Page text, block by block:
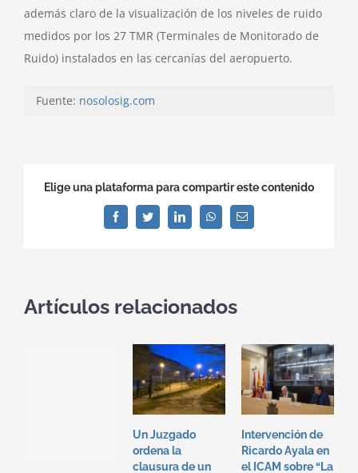
además claro de la visualización de los niveles de ruido
medidos por los 27 TMR (Terminales de Monitorado de
Ruido) instalados en las cercanías del aeropuerto.
Fuente: nosolosig.com
Elige una plataforma para compartir este contenido
FacebookTwitterLinkedInWhatsAppCorreo
electrónico
Artículos relacionados
Un Juzgado
ordena la
clausura de un
Intervención de
Ricardo Ayala en
el ICAM sobre “La